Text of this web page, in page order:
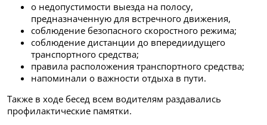
о недопустимости выезда на полосу,
предназначенную для встречного движения,
соблюдение безопасного скоростного режима;
соблюдение дистанции до впередиидущего
транспортного средства;
правила расположения транспортного средства;
напоминали о важности отдыха в пути.
Также в ходе бесед всем водителям раздавались
профилактические памятки.